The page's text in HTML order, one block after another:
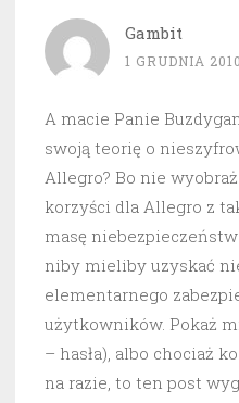
Gambit
1 GRUDNIA
A macie Panie
swoją teorię o
Allegro? Bo nie
korzyści dla Allegro z
masę
niby mieliby uzyskać
elementarnego
użytkowników. Pokaż
– hasła), albo chociaż
na razie, to ten post